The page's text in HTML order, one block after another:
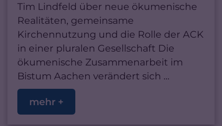
Tim Lindfeld über neue ökumenische
Realitäten, gemeinsame
Kirchennutzung und die Rolle der ACK
in einer pluralen Gesellschaft Die
ökumenische Zusammenarbeit im
Bistum Aachen verändert sich ...
mehr +